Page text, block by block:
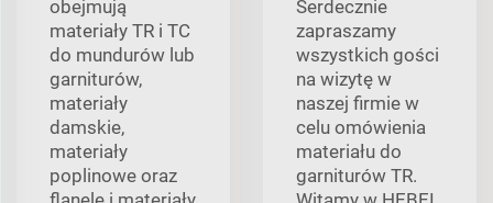
obejmują
materiały TR i TC
do mundurów lub
garniturów,
materiały
damskie,
materiały
poplinowe oraz
Serdecznie
zapraszamy
wszystkich gości
na wizytę w
naszej firmie w
celu omówienia
materiału do
garniturów TR.